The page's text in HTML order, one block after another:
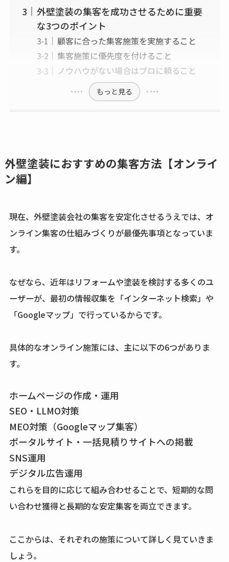
外壁塗装の集客を成功させるために重要
な3つのポイント
顧客に合った集客施策を実施すること
集客施策に優先度を付けること
ノウハウがない場合はプロに頼ること
もっと見る
外壁塗装におすすめの集客方法【オンライ
ン編】
現在、外壁塗装会社の集客を安定化させるうえでは、オ
ンライン集客の仕組みづくりが最優先事項となっていま
す。
なぜなら、近年はリフォームや塗装を検討する多くのユ
ーザーが、最初の情報収集を「インターネット検索」や
「Googleマップ」で行っているからです。
具体的なオンライン施策には、主に以下の6つがありま
す。
ホームページの作成・運用
SEO・LLMO対策
MEO対策（Googleマップ集客）
ポータルサイト・一括見積りサイトへの掲載
SNS運用
デジタル広告運用
これらを目的に応じて組み合わせることで、短期的な問
い合わせ獲得と長期的な安定集客を両立できます。
ここからは、それぞれの施策について詳しく見ていきま
しょう。